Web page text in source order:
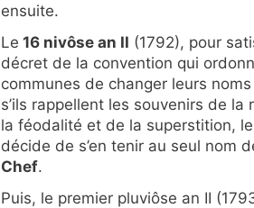
ensuite.
Le 16 nivôse an II (1792), pour
décret de la convention qui
communes de changer leurs
s’ils rappellent les souvenirs de la
la féodalité et de la superstition,
décide de s’en tenir au seul nom
Chef.
Puis, le premier pluviôse an II